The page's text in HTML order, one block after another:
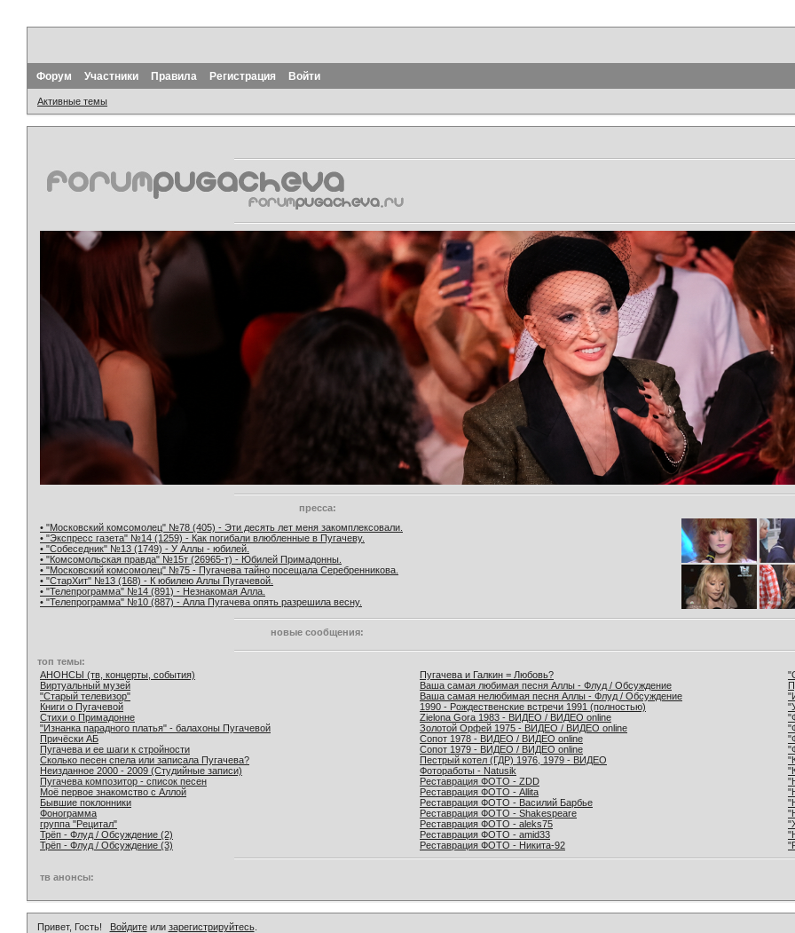
Форум Участники Правила Регистрация Войти
Активные темы
пресса:
• "Московский комсомолец" №78 (405) - Эти десять лет меня закомплексовали.
• "Экспресс газета" №14 (1259) - Как погибали влюбленные в Пугачеву.
• "Собеседник" №13 (1749) - У Аллы - юбилей.
• "Комсомольская правда" №15т (26965-т) - Юбилей Примадонны.
• "Московский комсомолец" №75 - Пугачева тайно посещала Серебренникова.
• "СтарХит" №13 (168) - К юбилею Аллы Пугачевой.
• "Телепрограмма" №14 (891) - Незнакомая Алла.
• "Телепрограмма" №10 (887) - Алла Пугачева опять разрешила весну.
новые сообщения:
топ темы:
АНОНСЫ (тв, концерты, события)
Виртуальный музей
"Старый телевизор"
Книги о Пугачевой
Стихи о Примадонне
"Изнанка парадного платья" - балахоны Пугачевой
Причёски АБ
Пугачева и ее шаги к стройности
Сколько песен спела или записала Пугачева?
Неизданное 2000 - 2009 (Студийные записи)
Пугачева композитор - список песен
Моё первое знакомство с Аллой
Бывшие поклонники
Фонограмма
группа "Рецитал"
Трёп - Флуд / Обсуждение (2)
Трёп - Флуд / Обсуждение (3)
Пугачева и Галкин = Любовь?
Ваша самая любимая песня Аллы - Флуд / Обсуждение
Ваша самая нелюбимая песня Аллы - Флуд / Обсуждение
1990 - Рождественские встречи 1991 (полностью)
Zielona Gora 1983 - ВИДЕО / ВИДЕО online
Золотой Орфей 1975 - ВИДЕО / ВИДЕО online
Сопот 1978 - ВИДЕО / ВИДЕО online
Сопот 1979 - ВИДЕО / ВИДЕО online
Пестрый котел (ГДР) 1976, 1979 - ВИДЕО
Фотоработы - Natusik
Реставрация ФОТО - ZDD
Реставрация ФОТО - Allita
Реставрация ФОТО - Василий Барбье
Реставрация ФОТО - Shakespeare
Реставрация ФОТО - aleks75
Реставрация ФОТО - amid33
Реставрация ФОТО - Никита-92
тв анонсы:
Привет, Гость! Войдитеили зарегистрируйтесь.